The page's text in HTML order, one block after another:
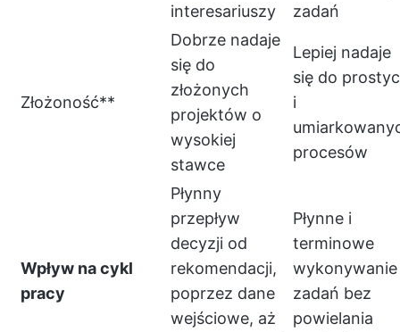
interesariuszy
zadań
Złożoność**
Dobrze nadaje
się do
złożonych
projektów o
wysokiej
stawce
Lepiej nadaje
się do
i
procesów
Wpływ na cykl
pracy
Płynny
przepływ
decyzji od
rekomendacji,
poprzez dane
wejściowe, aż
Płynne i
terminowe
wykonywanie
zadań bez
powielania